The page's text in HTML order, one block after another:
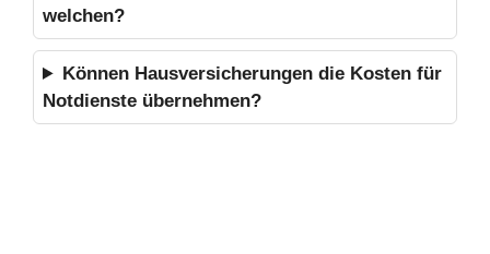
welchen?
Können Hausversicherungen die Kosten für
Notdienste übernehmen?